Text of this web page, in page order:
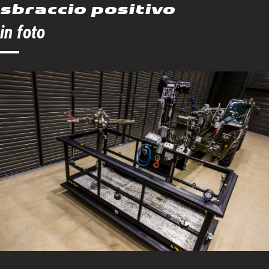
Angolo a sinistra
sbraccio positivo
in foto